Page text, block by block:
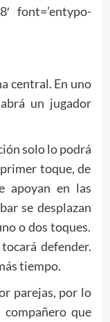
font=’entypo-
central. En uno
un jugador
solo lo podrá
toque, de
apoyan en las
se desplazan
o dos toques.
defender.
tiempo.
parejas, por lo
que